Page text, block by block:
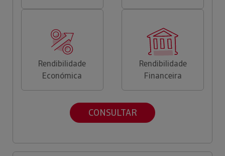
Rendibilidade
Económica
Rendibilidade
Financeira
CONSULTAR